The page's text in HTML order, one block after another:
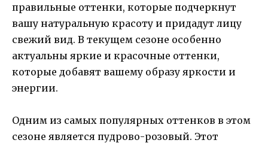
правильные оттенки, которые подчеркнут
вашу натуральную красоту и придадут лицу
свежий вид. В текущем сезоне особенно
актуальны яркие и красочные оттенки,
которые добавят вашему образу яркости и
энергии.
Одним из самых популярных оттенков в этом
сезоне является пудрово-розовый. Этот